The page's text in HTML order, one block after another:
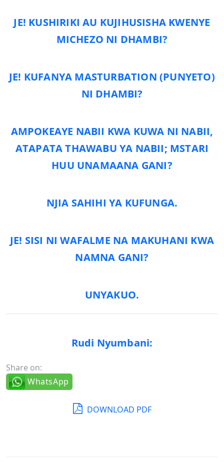
JE! KUSHIRIKI AU KUJIHUSISHA KWENYE
MICHEZO NI DHAMBI?
JE! KUFANYA MASTURBATION (PUNYETO)
NI DHAMBI?
AMPOKEAYE NABII KWA KUWA NI NABII,
ATAPATA THAWABU YA NABII; MSTARI
HUU UNAMAANA GANI?
NJIA SAHIHI YA KUFUNGA.
JE! SISI NI WAFALME NA MAKUHANI KWA
NAMNA GANI?
UNYAKUO.
Rudi Nyumbani:
Share on:
WhatsApp
DOWNLOAD PDF